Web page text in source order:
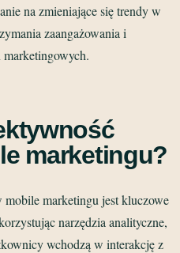
na zmieniające się trendy w
zaangażowania i
marketingowych.
marketingu?
marketingu jest kluczowe
narzędzia analityczne,
wchodzą w interakcję z